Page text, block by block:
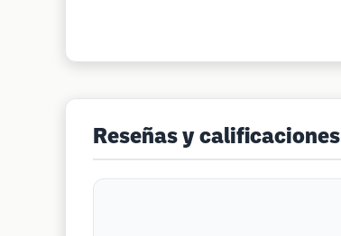
Reseñas y calificaciones